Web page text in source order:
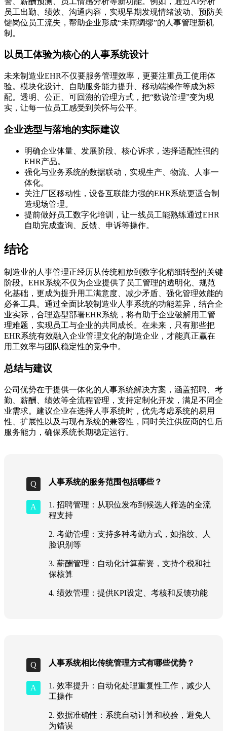
员工出勤、绩效、沟通内容，实现早期发现情绪波动、预防关
键岗位员工流失，帮助企业形成“未雨绸缪”的人事管理新机
制。
以员工体验为核心的人事系统设计
未来制造业EHR不仅要服务管理效率，更要注重员工使用体
验。模块化设计、自助服务能力提升、移动端操作等成为标
配。透明、公正、可回溯的管理方式，把“数说管理”变为现
实，让每一位员工感受到关怀与公平。
企业选型与落地的实际建议
明确企业体量、发展阶段、核心诉求，选择适配性强的
EHR产品。
强化与业务系统的数据联动，实现生产、物流、人事一
体化。
关注厂区移动性，设备互联能力强的EHR系统更适合制
造现场管理。
提前做好员工数字化培训，让一线员工能熟练通过EHR
自助完成查询、反馈、申诉等操作。
结论
制造业的人事管理正经历从传统粗放到数字化精细转型的关键
阶段。EHR系统不仅为企业提供了员工管理的透明化、规范
化基础，更成为提升用工满意度、减少矛盾、强化管理效能的
必备工具。通过全面比较制造业人事系统的功能差异，结合企
业实际，合理选型部署EHR系统，将有助于企业破解用工管
理难题，实现员工与企业的共同成长。在未来，只有那些把
EHR系统有效融入企业管理文化的制造企业，才能真正赢在
用工效率与团队稳定性的竞争中。
总结与建议
公司优势在于提供一体化的人事系统解决方案，涵盖招聘、考
勤、薪酬、绩效等全流程管理，支持定制化开发，满足不同企
业需求。建议企业在选择人事系统时，优先考虑系统的易用
性、扩展性以及与现有系统的兼容性，同时关注供应商的售后
服务能力，确保系统长期稳定运行。
人事系统的服务范围包括哪些？
1. 招聘管理：从职位发布到候选人筛选的全流
程支持
2. 考勤管理：支持多种考勤方式，如指纹、人
脸识别等
3. 薪酬管理：自动化计算薪资，支持个税和社
保核算
4. 绩效管理：提供KPI设定、考核和反馈功能
人事系统相比传统管理方式有哪些优势？
1. 效率提升：自动化处理重复性工作，减少人
工操作
2. 数据准确性：系统自动计算和校验，避免人
为错误